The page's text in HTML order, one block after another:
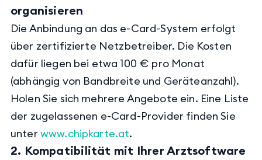
organisieren
Die Anbindung an das e-Card-System erfolgt
über zertifizierte Netzbetreiber. Die Kosten
dafür liegen bei etwa 100 € pro Monat
(abhängig von Bandbreite und Geräteanzahl).
Holen Sie sich mehrere Angebote ein. Eine Liste
der zugelassenen e-Card-Provider finden Sie
unter www.chipkarte.at.
2. Kompatibilität mit Ihrer Arztsoftware